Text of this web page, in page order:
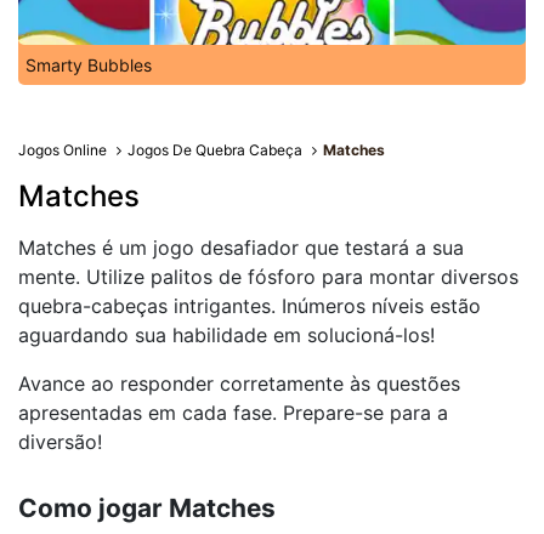
Smarty Bubbles
Jogos Online Jogos De Quebra Cabeça Matches
Matches
Matches é um jogo desafiador que testará a sua
mente. Utilize palitos de fósforo para montar diversos
quebra-cabeças intrigantes. Inúmeros níveis estão
aguardando sua habilidade em solucioná-los!
Avance ao responder corretamente às questões
apresentadas em cada fase. Prepare-se para a
diversão!
Como jogar Matches